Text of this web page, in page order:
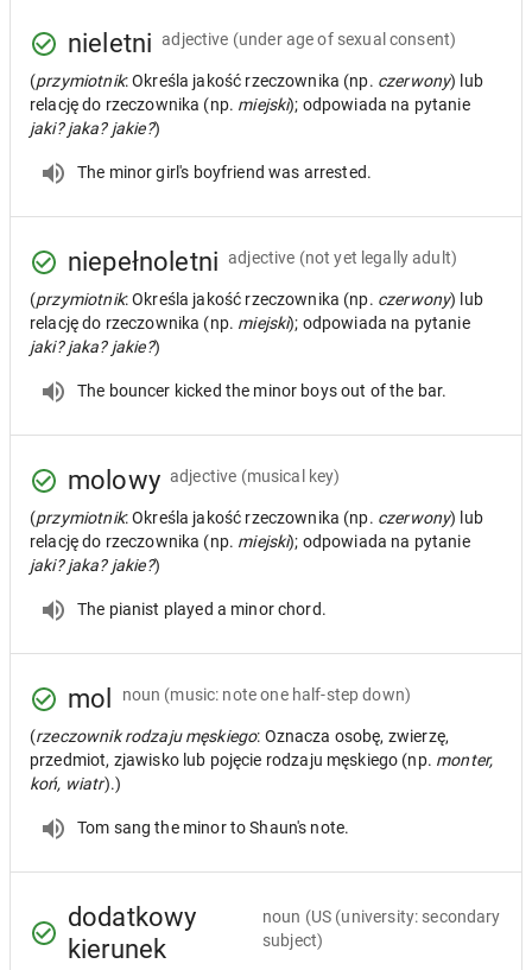
nieletni adjective (under age of sexual consent)
(przymiotnik: Określa jakość rzeczownika (np. czerwony) lub
relację do rzeczownika (np. miejski); odpowiada na pytanie
jaki? jaka? jakie?)
The minor girl's boyfriend was arrested.
niepełnoletni adjective (not yet legally adult)
(przymiotnik: Określa jakość rzeczownika (np. czerwony) lub
relację do rzeczownika (np. miejski); odpowiada na pytanie
jaki? jaka? jakie?)
The bouncer kicked the minor boys out of the bar.
molowy adjective (musical key)
(przymiotnik: Określa jakość rzeczownika (np. czerwony) lub
relację do rzeczownika (np. miejski); odpowiada na pytanie
jaki? jaka? jakie?)
The pianist played a minor chord.
mol noun (music: note one half-step down)
(rzeczownik rodzaju męskiego: Oznacza osobę, zwierzę,
przedmiot, zjawisko lub pojęcie rodzaju męskiego (np. monter,
koń, wiatr).)
Tom sang the minor to Shaun's note.
dodatkowy
kierunek
noun (US (university: secondary
subject)